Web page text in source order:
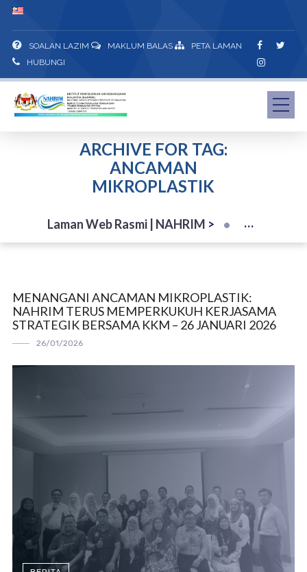
SOALAN LAZIM MAKLUM BALAS
PETA LAMAN
HUBUNGI
ARCHIVE FOR TAG:
ANCAMAN
MIKROPLASTIK
Laman Web Rasmi | NAHRIM >
MENANGANI ANCAMAN MIKROPLASTIK:
NAHRIM TERUS MEMPERKUKUH KERJASAMA
STRATEGIK BERSAMA KKM – 26 JANUARI 2026
26/01/2026